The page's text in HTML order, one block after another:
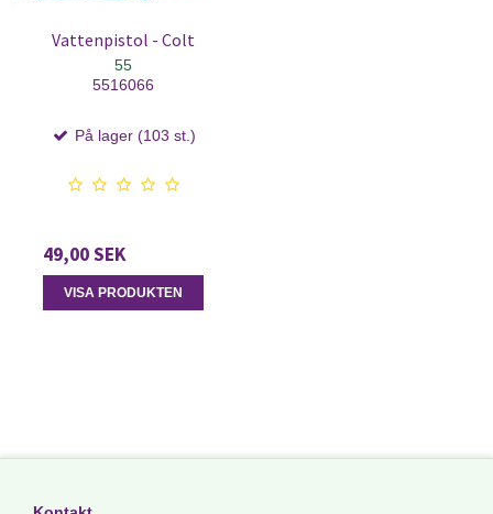
Vattenpistol - Colt
55
5516066
På lager (103 st.)
49,00 SEK
VISA PRODUKTEN